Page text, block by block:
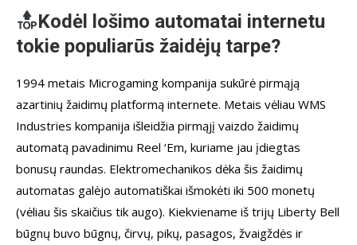
Kodėl lošimo automatai internetu
tokie populiarūs žaidėjų tarpe?
1994 metais Microgaming kompanija sukūrė pirmąją
azartinių žaidimų platformą internete. Metais vėliau WMS
Industries kompanija išleidžia pirmąjį vaizdo žaidimų
automatą pavadinimu Reel ‘Em, kuriame jau įdiegtas
bonusų raundas. Elektromechanikos dėka šis žaidimų
automatas galėjo automatiškai išmokėti iki 500 monetų
(vėliau šis skaičius tik augo). Kiekviename iš trijų Liberty Bell
būgnų buvo būgnų, čirvų, pikų, pasagos, žvaigždės ir